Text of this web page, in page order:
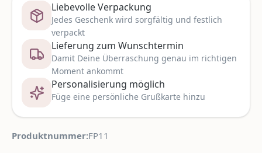
Liebevolle Verpackung
Jedes Geschenk wird sorgfältig und festlich
verpackt
Lieferung zum Wunschtermin
Damit Deine Überraschung genau im richtigen
Moment ankommt
Personalisierung möglich
Füge eine persönliche Grußkarte hinzu
Produktnummer:FP11